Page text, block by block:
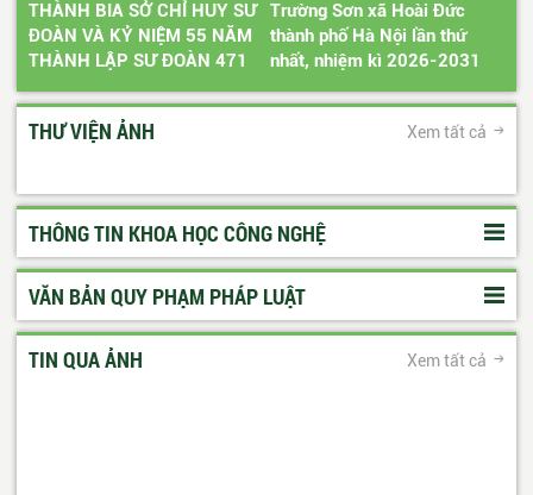
THÀNH BIA SỞ CHỈ HUY SƯ
ĐOÀN VÀ KỶ NIỆM 55 NĂM
THÀNH LẬP SƯ ĐOÀN 471
Trường Sơn xã Hoài Đức
thành phố Hà Nội lần thứ
nhất, nhiệm kì 2026-2031
THƯ VIỆN ẢNH Xem tất cả
THÔNG TIN KHOA HỌC CÔNG NGHỆ
VĂN BẢN QUY PHẠM PHÁP LUẬT
TIN QUA ẢNH Xem tất cả